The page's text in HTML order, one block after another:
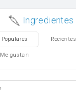
Ingredientes
Populares Recientes
Me gustan